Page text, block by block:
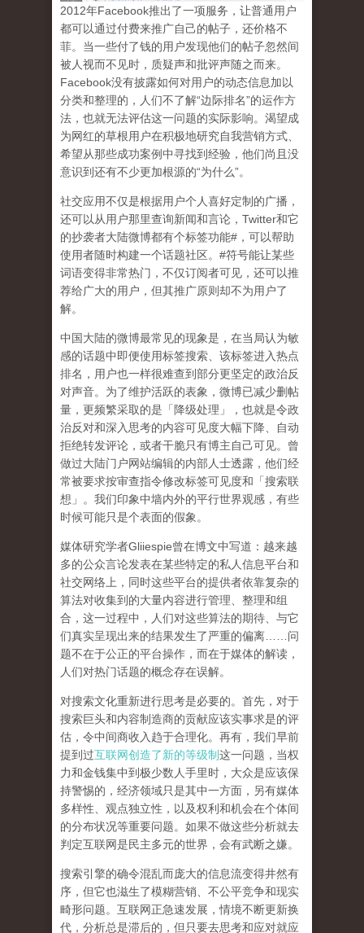
2012年Facebook推出了一项服务，让普通用户
都可以通过付费来推广自己的帖子，还价格不
菲。当一些付了钱的用户发现他们的帖子忽然间
被人视而不见时，质疑声和批评声随之而来。
Facebook没有披露如何对用户的动态信息加以
分类和整理的，人们不了解“边际排名”的运作方
法，也就无法评估这一问题的实际影响。渴望成
为网红的草根用户在积极地研究自我营销方式、
希望从那些成功案例中寻找到经验，他们尚且没
意识到 还有不少更加根源的“为什么”。
社交应用不仅是根据用户个人喜好定制的广播，
还可以从用户那里查询新闻和言论， Twitter和它
的抄袭者大陆微博都有个标签功能# ，可以帮助
使用者随时构建一个话题社区。 #符号能让某些
词语变得非常热门，不仅订阅者可见，还可以推
荐给广大的用户，但其推广原则却不为用户了
解。
中国大陆的微博最常见的现象是，在当局认为敏
感的话题中即便使用标签搜索、该标签进入热点
排名，用户也一样很难查到部分更坚定的政治反
对声音。为了维护活跃的表象，微博已减少删帖
量，更频繁采取的是「降级处理」，也就是令政
治反对和深入思考的内容可见度大幅下降、自动
拒绝转发评论，或者干脆只有博主自己可见。曾
做过大陆门户网站编辑的内部人士透露，他们经
常被要求按审查指令修改标签可见度和「搜索联
想」。 我们印象中墙内外的平行世界观感，有些
时候可能只是个表面的假象。
媒体研究学者Gliiespie曾在博文中写道：越来越
多的公众言论发表在某些特定的私人信息平台和
社交网络上，同时这些平台的提供者依靠复杂的
算法对收集到的大量内容进行管理、整理和组
合，这一过程中，人们对这些算法的期待、与它
们真实呈现出来的结果发生了严重的偏离
问
题不在于公正的平台操作，而在于媒体的解读，
人们对热门话题的概念存在误解。
对搜索文化重新进行思考是必要的。首先，对于
搜索巨头和内容制造商的贡献应该实事求是的评
估，令中间商收入趋于合理化。再有，我们早前
提到过互联网创造了新的等级制这一问题，当权
力和金钱集中到极少数人手里时，大众是应该保
持警惕的，经济领域只是其中一方面，另有媒体
多样性、观点独立性，以及权利和机会在个体间
的分布状况等重要问题。 如果不做这些分析就去
判定互联网是民主多元的世界，会有武断之嫌。
搜索引擎的确令混乱而庞大的信息流变得井然有
序，但它也滋生了模糊营销、不公平竞争和现实
畸形问题。互联网正急速发展，情境不断更新换
代，分析总是滞后的，但只要去思考和应对就应